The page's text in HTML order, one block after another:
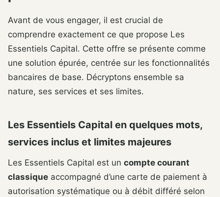
Avant de vous engager, il est crucial de
comprendre exactement ce que propose Les
Essentiels Capital. Cette offre se présente comme
une solution épurée, centrée sur les fonctionnalités
bancaires de base. Décryptons ensemble sa
nature, ses services et ses limites.
Les Essentiels Capital en quelques mots,
services inclus et limites majeures
Les Essentiels Capital est un compte courant
classique accompagné d’une carte de paiement à
autorisation systématique ou à débit différé selon